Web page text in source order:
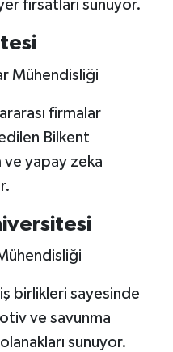
fırsatları sunuyor.
Mühendisliği
firmalar
Bilkent
ve yapay zeka
birlikleri sayesinde
ve savunma
sunuyor.